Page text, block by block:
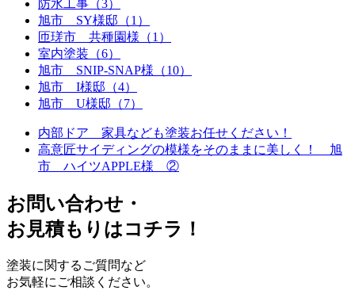
防水工事（3）
旭市 SY様邸（1）
匝瑳市 共種園様（1）
室内塗装（6）
旭市 SNIP-SNAP様（10）
旭市 I様邸（4）
旭市 U様邸（7）
内部ドア 家具なども塗装お任せください！
高意匠サイディングの模様をそのままに美しく！ 旭
市 ハイツAPPLE様 ②
お問い合わせ ・
お⾒積もりはコチラ！
塗装に関するご質問など
お気軽にご相談ください。